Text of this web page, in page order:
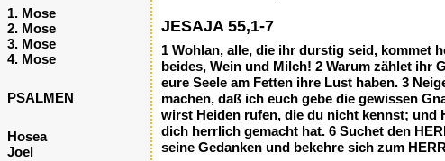
1. Mose
2. Mose
3. Mose
4. Mose
PSALMEN
Hosea
Joel
JESAJA 55,1-7
1 Wohlan, alle, die ihr durstig seid, kommet
beides, Wein und Milch! 2 Warum zählet
eure Seele am Fetten ihre Lust haben. 3
machen, daß ich euch gebe die gewissen
wirst Heiden rufen, die du nicht kennst; und
dich herrlich gemacht hat. 6 Suchet den
seine Gedanken und bekehre sich zum